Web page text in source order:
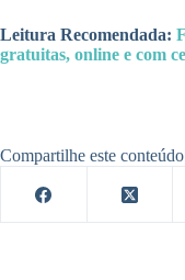
Leitura Recomendada:
gratuitas, online e com
Compartilhe este conteúdo